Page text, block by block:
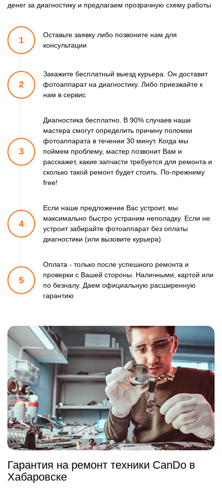
денег за диагностику и предлагаем прозрачную схему работы
1
Оставьте заявку либо позвоните нам для
консультации
2
Закажите бесплатный выезд курьера. Он доставит
фотоаппаратна диагностику. Либо приезжайте к
нам в сервис
3
Диагностика бесплатно. В 90% случаев наши
мастера смогутопределить причину поломки
фотоаппарата в течении 30 минут. Когда мы
поймем проблему, мастер позвонит Вам и
расскажет, какие запчасти требуется для ремонта и
сколько такой ремонтбудет стоить. По-прежнему
free!
4
Если наше предложение Вас устроит, мы
максимально быстро устраним неполадку. Если не
устроит забирайте фотоаппаратбез оплаты
диагностики (или вызовите курьера)
5
Оплата - только после успешного ремонта и
проверки с Вашей стороны. Наличными, картой или
по безналу. Даем официальную расширенную
гарантию
Гарантия на ремонт техники CanDo в
Хабаровске